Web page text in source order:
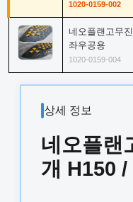
1020-0159-002
네오플랜고무
좌우공용
1020-0159-004
상세 정보
네오플랜
개 H150